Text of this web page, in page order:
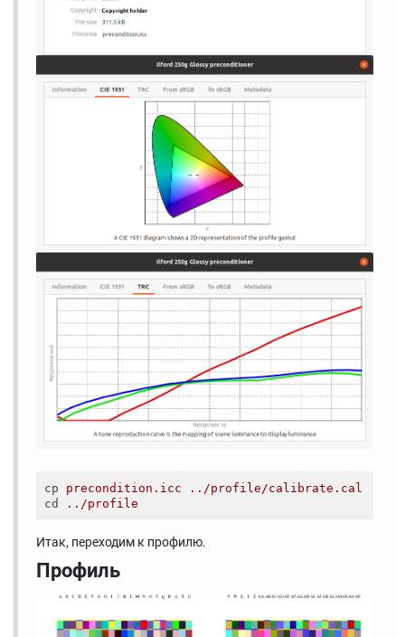
cp
precondition.icc ../profile/calibrate.cal
cd
../profile
Итак, переходим к профилю.
Профиль